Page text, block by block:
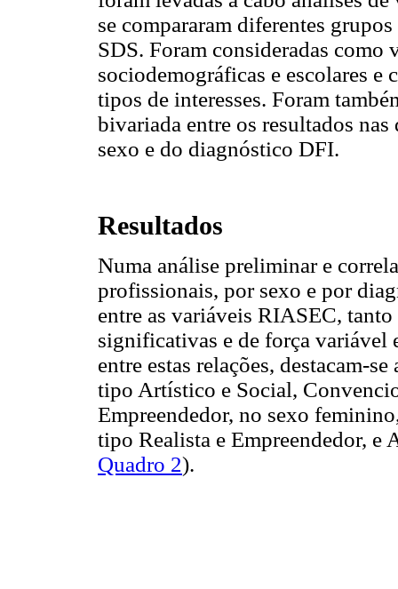
se compararam diferentes
SDS. Foram consideradas como
sociodemográficas e escolares e
tipos de interesses. Foram
bivariada entre os resultados
sexo e do diagnóstico DFI.
Resultados
Numa análise preliminar e
profissionais, por sexo e por
entre as variáveis RIASEC,
significativas e de força variável
entre estas relações, destacam-
tipo Artístico e Social,
Empreendedor, no sexo
tipo Realista e Empreendedor,
Quadro 2).